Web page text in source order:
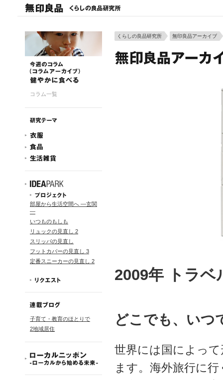
コラム一覧
部屋から生活空間へ ―玄関
―
いつものもしも
リュックの見直し 2
スリッパの見直し
フットカバーの見直し 3
定番スニーカーの見直し 2
子育て・教育のほとりで
2地域居住
くらしの良品研究所 無印良品アーカイブ
2009年 トラベ
どこでも、いつ
世界には国によっ
ます。海外旅行に